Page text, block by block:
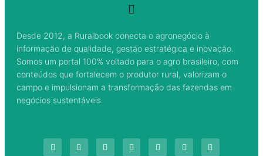
Desde 2012, a Ruralbook conecta o agronegócio à
informação de qualidade, gestão estratégica e inovação.
Somos um portal 100% voltado para o agro brasileiro, com
conteúdos que fortalecem o produtor rural, valorizam o
campo e impulsionam a transformação das fazendas em
negócios sustentáveis.